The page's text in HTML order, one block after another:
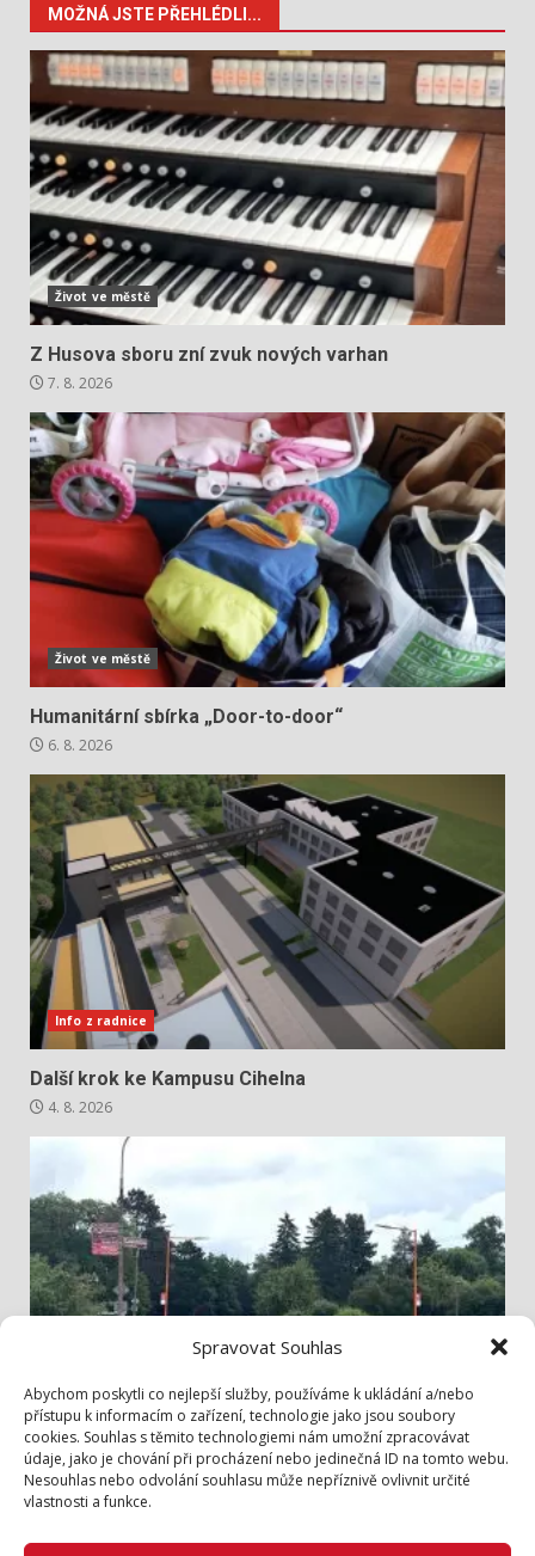
Spravovat Souhlas
Abychom poskytli co nejlepší služby, používáme k ukládání a/nebo
přístupu k informacím o zařízení, technologie jako jsou soubory
cookies. Souhlas s těmito technologiemi nám umožní zpracovávat
údaje, jako je chování při procházení nebo jedinečná ID na tomto webu.
Nesouhlas nebo odvolání souhlasu může nepříznivě ovlivnit určité
vlastnosti a funkce.
MOŽNÁ JSTE PŘEHLÉDLI...
Život ve městě
Z Husova sboru zní zvuk nových varhan
7. 8. 2026
Život ve městě
Humanitární sbírka „Door-to-door“
6. 8. 2026
Info z radnice
Další krok ke Kampusu Cihelna
4. 8. 2026
Bezpečněji přes Lidickou
3. 8. 2026
Zásady cookies (EU)